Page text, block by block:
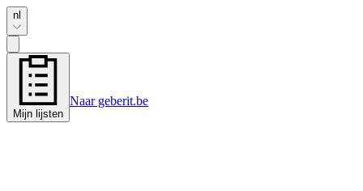
nl
Mijn lijsten
Naar geberit.be